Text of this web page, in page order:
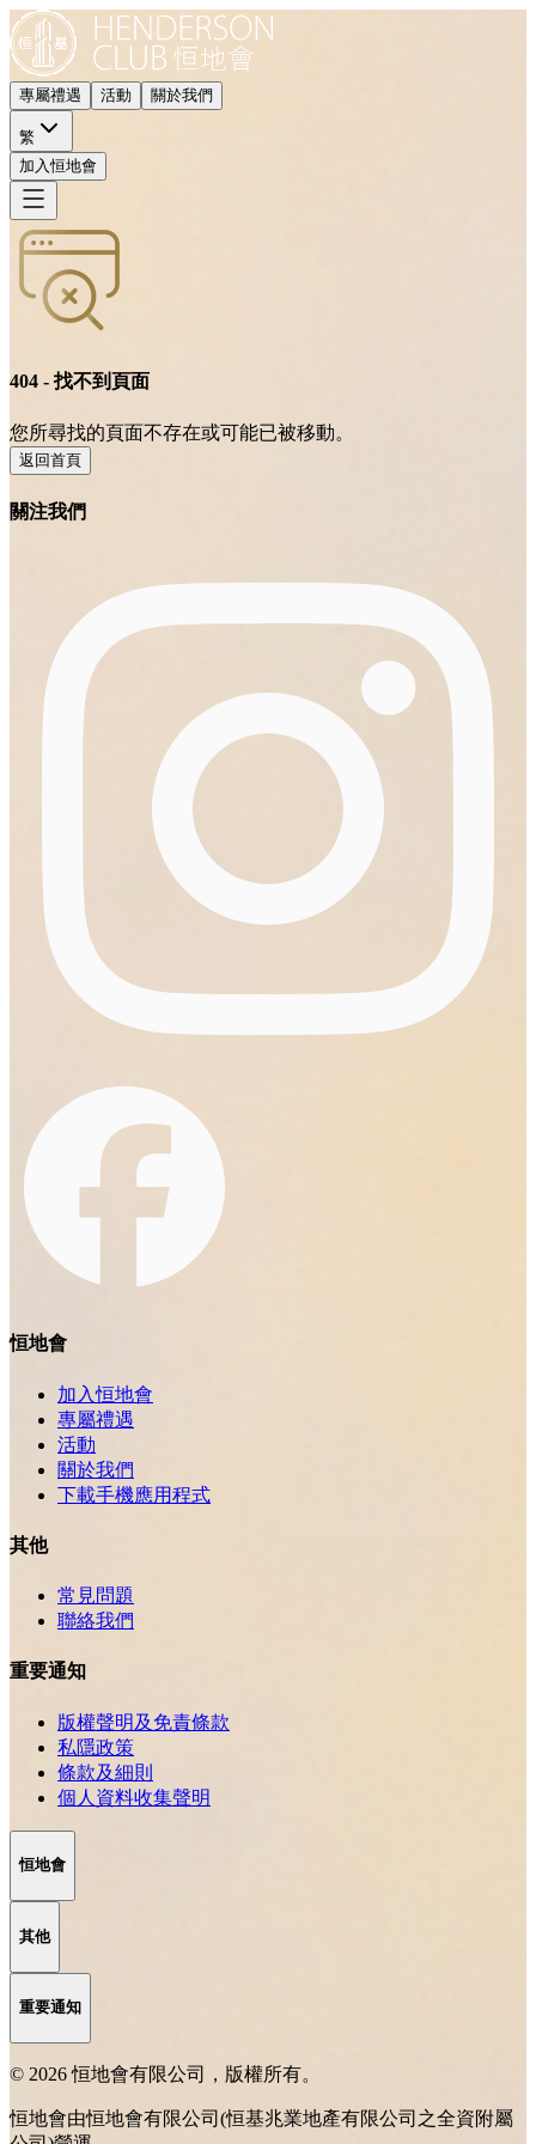
專屬禮遇 活動 關於我們
繁
加入恒地會
404 - 找不到頁面
您所尋找的頁面不存在或可能已被移動。
返回首頁
關注我們
恒地會
加入恒地會
專屬禮遇
活動
關於我們
下載手機應用程式
其他
常見問題
聯絡我們
重要通知
版權聲明及免責條款
私隱政策
條款及細則
個人資料收集聲明
恒地會
其他
重要通知
© 2026 恒地會有限公司，版權所有。
恒地會由恒地會有限公司(恒基兆業地產有限公司之全資附屬